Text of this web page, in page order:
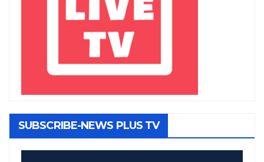
SUBSCRIBE-NEWS PLUS TV